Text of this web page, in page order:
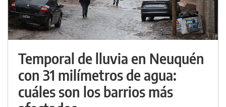
Temporal de lluvia en Neuquén
con 31 milímetros de agua:
cuáles son los barrios más